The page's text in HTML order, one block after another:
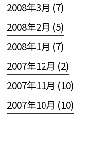
2008年3月 (7)
2008年2月 (5)
2008年1月 (7)
2007年12月 (2)
2007年11月 (10)
2007年10月 (10)